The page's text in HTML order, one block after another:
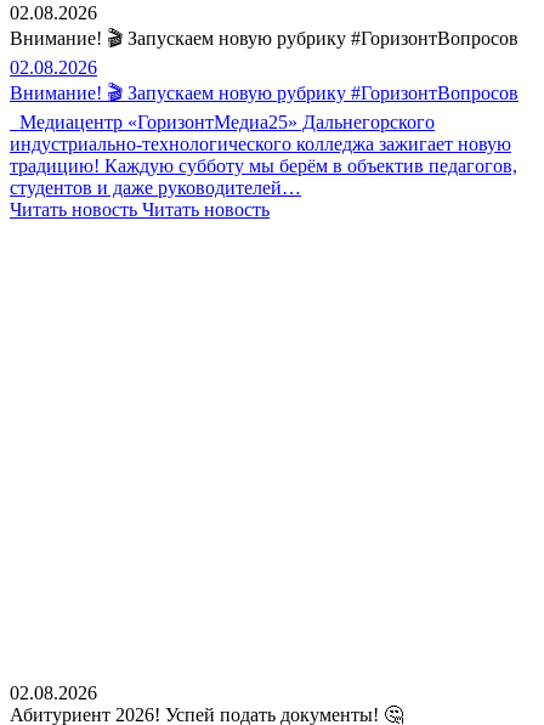
02.08.2026
Внимание! 🎬 Запускаем новую рубрику #ГоризонтВопросов
02.08.2026
Внимание! 🎬 Запускаем новую рубрику #ГоризонтВопросов
Медиацентр «ГоризонтМедиа25» Дальнегорского
индустриально-технологического колледжа зажигает новую
традицию! Каждую субботу мы берём в объектив педагогов,
студентов и даже руководителей…
Читать новость Читать новость
02.08.2026
Абитуриент 2026! Успей подать документы! 🤔